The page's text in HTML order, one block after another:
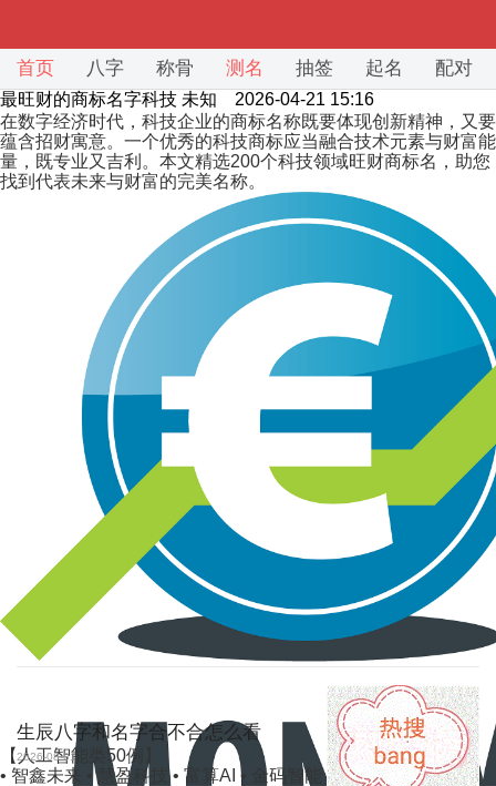
首页 八字 称骨 测名 抽签 起名 配对
最旺财的商标名字科技 未知 2026-04-21 15:16
在数字经济时代，科技企业的商标名称既要体现创新精神，又要
蕴含招财寓意。一个优秀的科技商标应当融合技术元素与财富能
量，既专业又吉利。本文精选200个科技领域旺财商标名，助您
找到代表未来与财富的完美名称。
【人工智能类50例】
• 智鑫未来 • 慧盈科技 • 富算AI • 金码智能 • 聚宝算法
生辰八字和名字合不合怎么看
2026-08-01